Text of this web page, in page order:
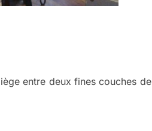
entre deux fines couches de